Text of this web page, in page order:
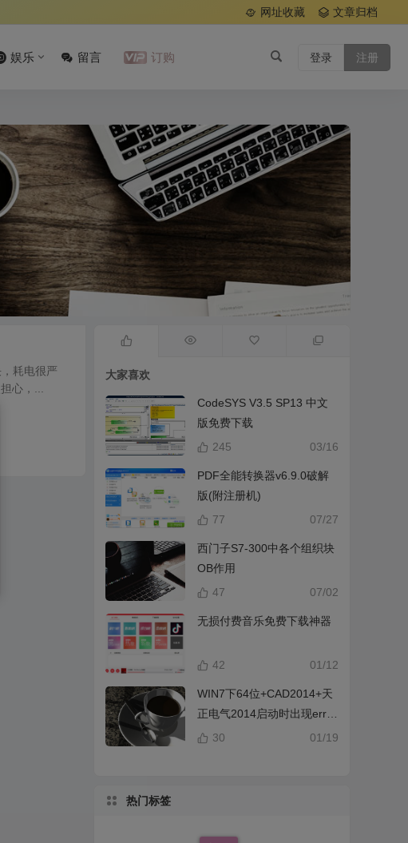
网址收藏 文章归档
娱乐 留言 订购 登录 注册
耗电很严
心，...
大家喜欢
CodeSYS V3.5 SP13 中文
版免费下载
03/16
245
PDF全能转换器v6.9.0破解
版(附注册机)
07/27
77
西门子S7-300中各个组织块
OB作用
07/02
47
无损付费音乐免费下载神器
01/12
42
WIN7下64位+CAD2014+天
正电气2014启动时出现error
提示解决办法
01/19
30
热门标签